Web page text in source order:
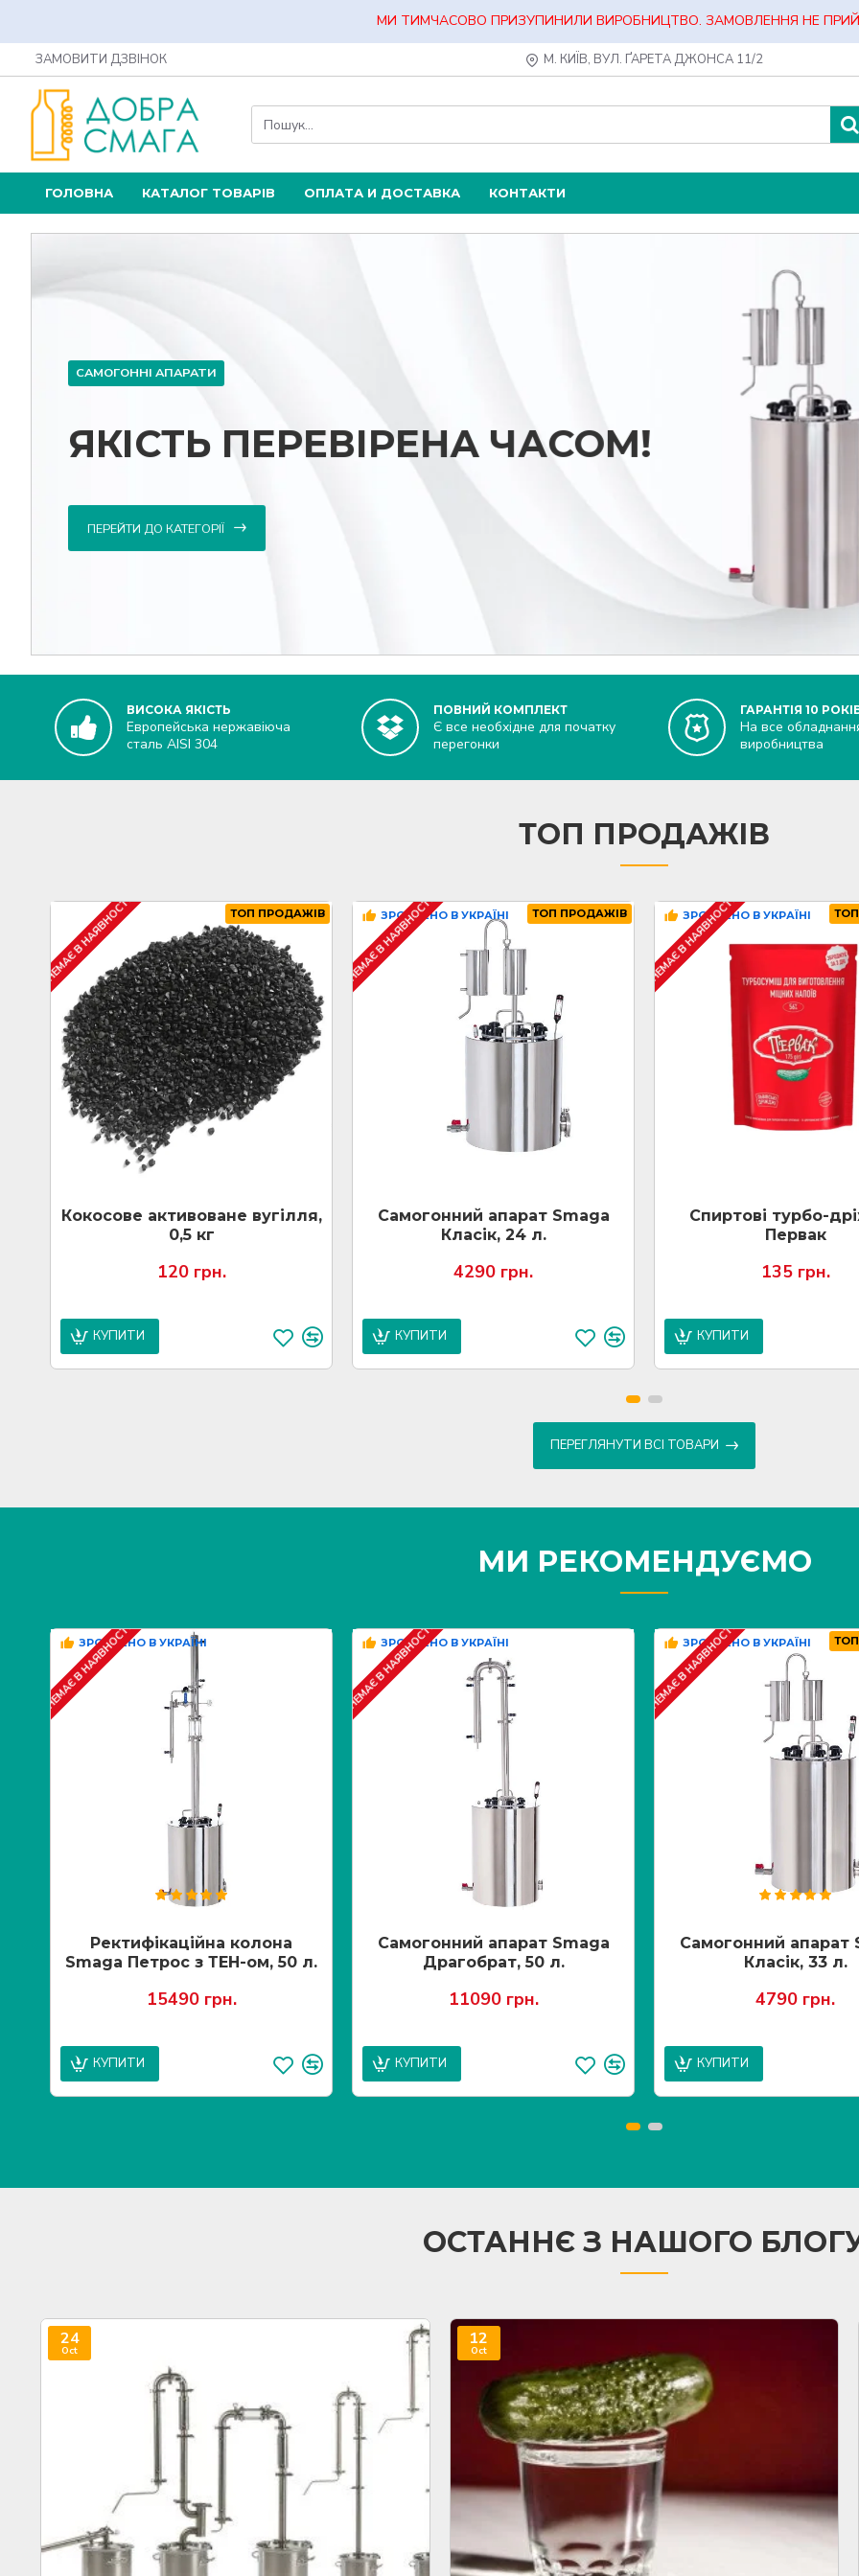
МИ ТИМЧАСОВО ПРИЗУПИНИЛИ ВИРОБНИЦТВО. ЗАМОВЛЕННЯ НЕ
ЗАМОВИТИ ДЗВІНОК М. КИЇВ, ВУЛ. ҐАРЕТА ДЖОНСА 11/2
ГОЛОВНА КАТАЛОГ ТОВАРІВ ОПЛАТА И ДОСТАВКА КОНТАКТИ
САМОГОННІ АПАРАТИ
ЯКІСТЬ ПЕРЕВІРЕНА ЧАСОМ!
ПЕРЕЙТИ ДО КАТЕГОРІЇ
ВИСОКА ЯКІСТЬ
Европейська нержавіюча
сталь AISI 304
ПОВНИЙ КОМПЛЕКТ
Є все необхідне для початку
перегонки
ГАРАНТІЯ 10
На все
виробництва
ТОП ПРОДАЖІВ
ТОП ПРОДАЖІВ
НЕМАЄ В НАЯВНОСТІ
Кокосове активоване вугілля,
0,5 кг
120 грн.
КУПИТИ
ТОП ПРОДАЖІВ
ЗРОБЛЕНО В УКРАЇНІ
НЕМАЄ В НАЯВНОСТІ
Самогонний апарат Smaga
Класік, 24 л.
4290 грн.
КУПИТИ
ЗРОБЛЕНО В УКРАЇНІ
НЕМАЄ В НАЯВНОСТІ
Спиртові турбо-
Первак
135 грн.
КУПИТИ
ПЕРЕГЛЯНУТИ ВСІ ТОВАРИ
МИ РЕКОМЕНДУЄМО
ЗРОБЛЕНО В УКРАЇНІ
НЕМАЄ В НАЯВНОСТІ
Ректифікаційна колона
Smaga Петрос з ТЕН-ом, 50 л.
15490 грн.
КУПИТИ
ЗРОБЛЕНО В УКРАЇНІ
НЕМАЄ В НАЯВНОСТІ
Самогонний апарат Smaga
Драгобрат, 50 л.
11090 грн.
КУПИТИ
ЗРОБЛЕНО В УКРАЇНІ
НЕМАЄ В НАЯВНОСТІ
Самогонний апарат
Класік, 33 л.
4790 грн.
КУПИТИ
ОСТАННЄ З НАШОГО
24
Oct
12
Oct